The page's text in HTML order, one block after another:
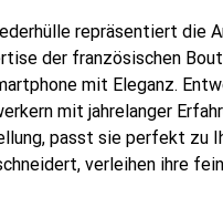
repräsentiert die
der französischen
mit Eleganz.
mit jahrelanger
passt sie perfekt zu
verleihen ihre